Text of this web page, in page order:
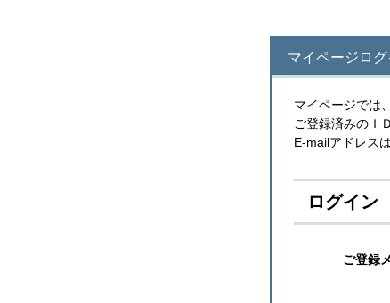
マイページロ
マイページでは
ご登録済みのＩ
E-mailアドレス
ログイン
ご登録